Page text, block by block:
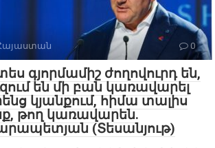
0
գյորմամիշ ժողովուրդ են,
են մի բան կառավարել
կյանքում, հիմա տալիս
թող կառավարեն.
(Տեսանյութ)